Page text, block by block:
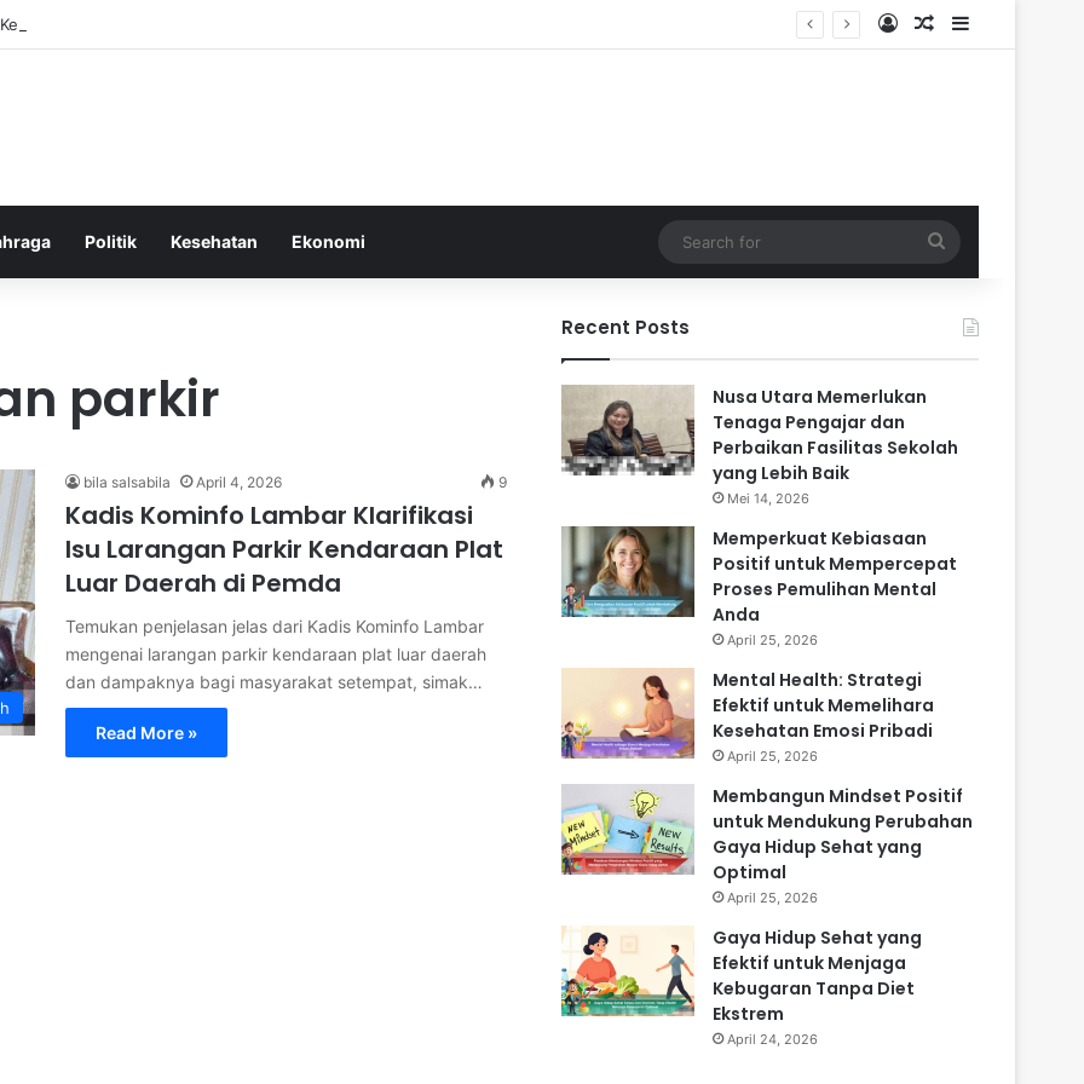
Positif untuk Mempercepat Proses Pemulihan Mental Anda Log InRandom Article
Sidebar
Politik Kesehatan Ekonomi
for
parkir
bila salsabila April 4, 2026 9
Kadis Kominfo Lambar Klarifikasi
Isu Larangan Parkir Kendaraan Plat
Luar Daerah di Pemda
Temukan penjelasan jelas dari Kadis Kominfo Lambar
mengenai larangan parkir kendaraan plat luar daerah
dan dampaknya bagi masyarakat setempat, simak…
Read More »
Recent Posts
Nusa Utara Memerlukan
Tenaga Pengajar dan
Perbaikan Fasilitas Sekolah
yang Lebih Baik
Mei 14, 2026
Memperkuat Kebiasaan
Positif untuk Mempercepat
Proses Pemulihan Mental
Anda
April 25, 2026
Mental Health: Strategi
Efektif untuk Memelihara
Kesehatan Emosi Pribadi
April 25, 2026
Membangun Mindset Positif
untuk Mendukung Perubahan
Gaya Hidup Sehat yang
Optimal
April 25, 2026
Gaya Hidup Sehat yang
Efektif untuk Menjaga
Kebugaran Tanpa Diet
Ekstrem
April 24, 2026